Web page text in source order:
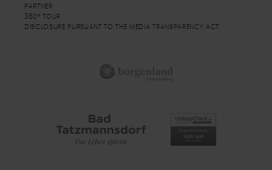
PARTNER
360° TOUR
DISCLOSURE PURSUANT TO THE MEDIA TRANSPARENCY ACT